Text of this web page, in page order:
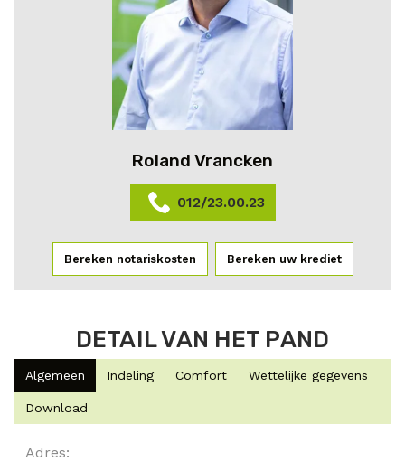
Roland Vrancken
012/23.00.23
Bereken notariskosten Bereken uw krediet
DETAIL VAN HET PAND
Algemeen Indeling Comfort Wettelijke gegevens
Download
Algemeen
Adres: